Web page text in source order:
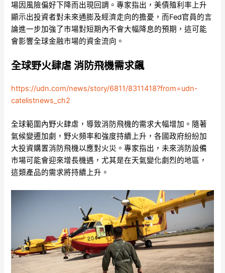
場因風險偏好下降而出現回調。專家指出，美債殖利率上升
顯示出投資者對未來通膨及經濟走向的擔憂，而Fed官員的言
論進一步加強了市場對短期內不會大幅降息的預期，這可能
會影響全球金融市場的資金流向。
全球野火肆虐 消防飛機需求飆
https://udn.com/news/story/6811/8311418?from=udn-
catelistnews_ch2
全球範圍內野火肆虐，導致消防飛機的需求大幅增加。隨著
氣候變遷加劇，野火頻率和強度持續上升，各國政府紛紛加
大投資購置消防飛機以應對火災。專家指出，未來消防設備
市場可能會迎來增長機遇，尤其是在天氣變化劇烈的地區，
這類產品的需求將持續上升。